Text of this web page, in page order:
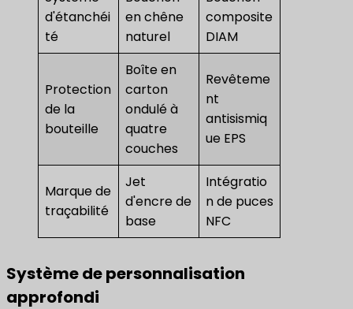
d'étanchéi
té
en chêne
naturel
composite
DIAM
Protection
de la
bouteille
Boîte en
carton
ondulé à
quatre
couches
Revêteme
nt
antisismiq
ue EPS
Marque de
traçabilité
Jet
d'encre de
base
Intégratio
n de puces
NFC
Système de personnalisation
approfondi